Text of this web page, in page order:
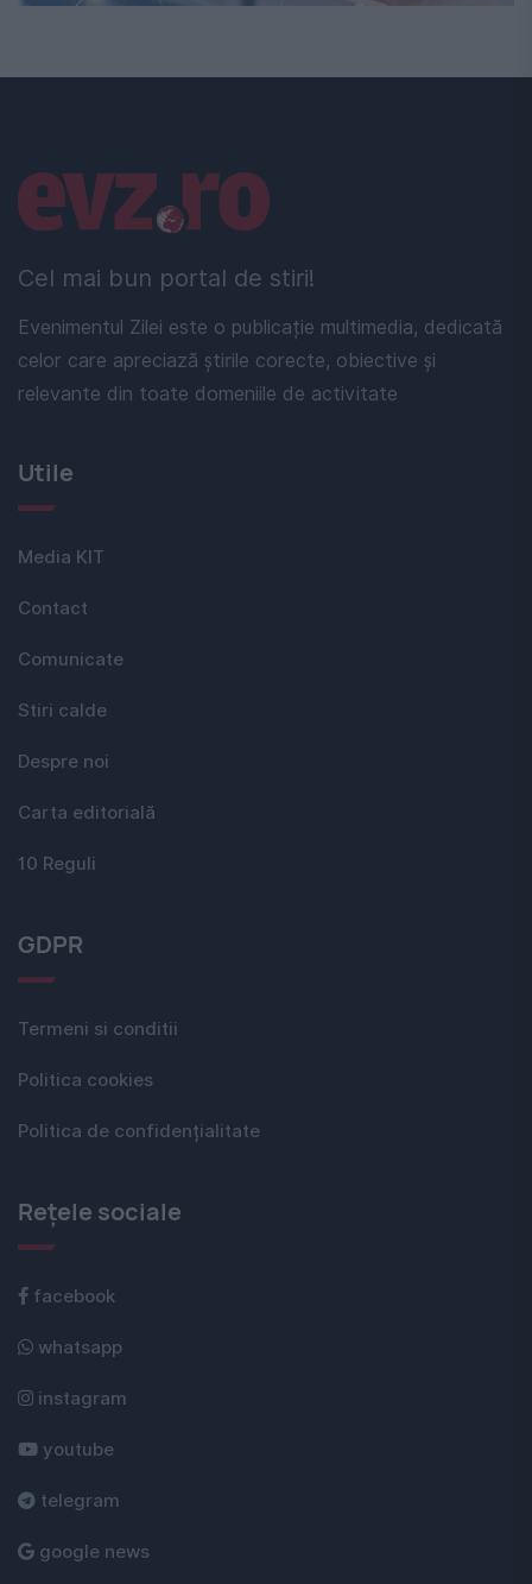
Cel mai bun portal de stiri!
Evenimentul Zilei este o publicație multimedia, dedicată
celor care apreciază știrile corecte, obiective și
relevante din toate domeniile de activitate
Linkuri utile
Utile
Media KIT
Contact
Comunicate
Stiri calde
Despre noi
Carta editorială
10 Reguli
GDPR
Termeni si conditii
Politica cookies
Politica de confidențialitate
Rețele sociale
facebook
whatsapp
instagram
youtube
telegram
google news